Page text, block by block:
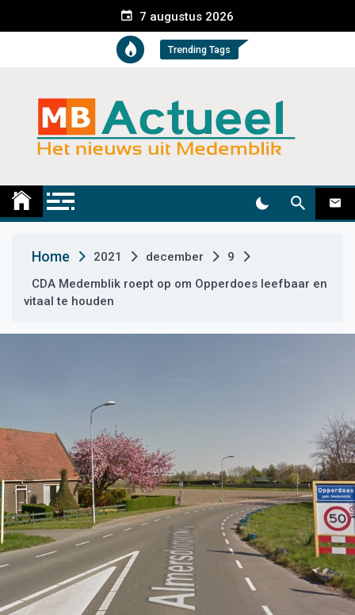
e
t
7 augustus 2026
Trending Tags
Medemblik Actueel
Home 2021 december
9
CDA Medemblik roept op om Opperdoes leefbaar en
vitaal te houden